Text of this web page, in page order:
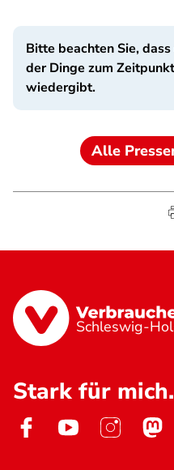
Bitte beachten Sie,
der Dinge zum
wiedergibt.
Alle
Schleswig-
Stark für mich.